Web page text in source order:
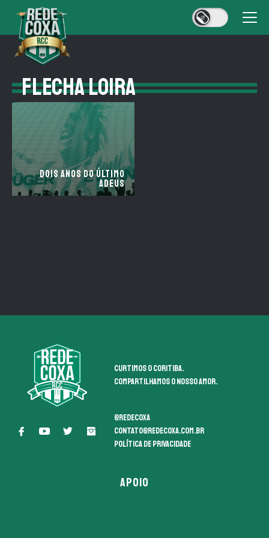
FLECHA LOIRA
Dois anos do último
adeus
Curtimos o coritiba.
Compartilhamos o nosso amor.
@redecoxa
contato@redecoxa.com.br
Política de Privacidade
APOIO